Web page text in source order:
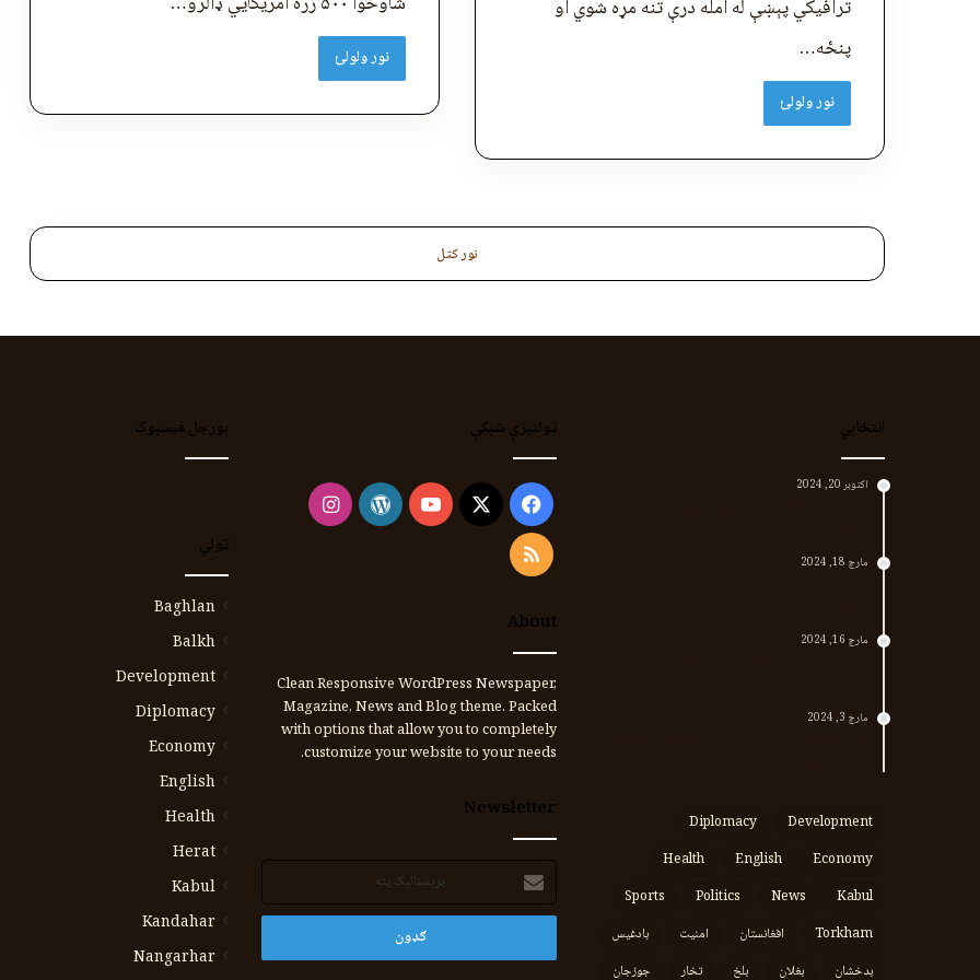
نور ولولئ
ترافیکي پېښې له امله درې تنه مړه شوي او
پنځه…
نور ولولئ
نور کتل
انتخابي
اکتوبر 20, 2024
مارچ 18, 2024
مارچ 16, 2024
مارچ 3, 2024
Development
Diplomacy
Economy
English
Health
Kabul
News
Politics
Sports
Torkham
افغانستان امنیت
بادغیس
بدخشان
بغلان بلخ تخار جوزجان
ټولنیزې شبکې
Facebook
X
YouTube
WordPress
Instagram
RSS
About
Clean Responsive WordPress Newspaper,
Magazine, News and Blog theme. Packed
with options that allow you to completely
customize your website to your needs.
Newsletter
برېښنالیک
پته
بورجل فیسبوک
ټولي
Baghlan
Balkh
Development
Diplomacy
Economy
English
Health
Herat
Kabul
Kandahar
Nangarhar